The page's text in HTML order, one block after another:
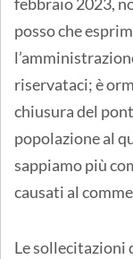
febbraio 2023,
posso che
riservataci; è
chiusura del
popolazione al
sappiamo più
causati al
Le sollecitazioni